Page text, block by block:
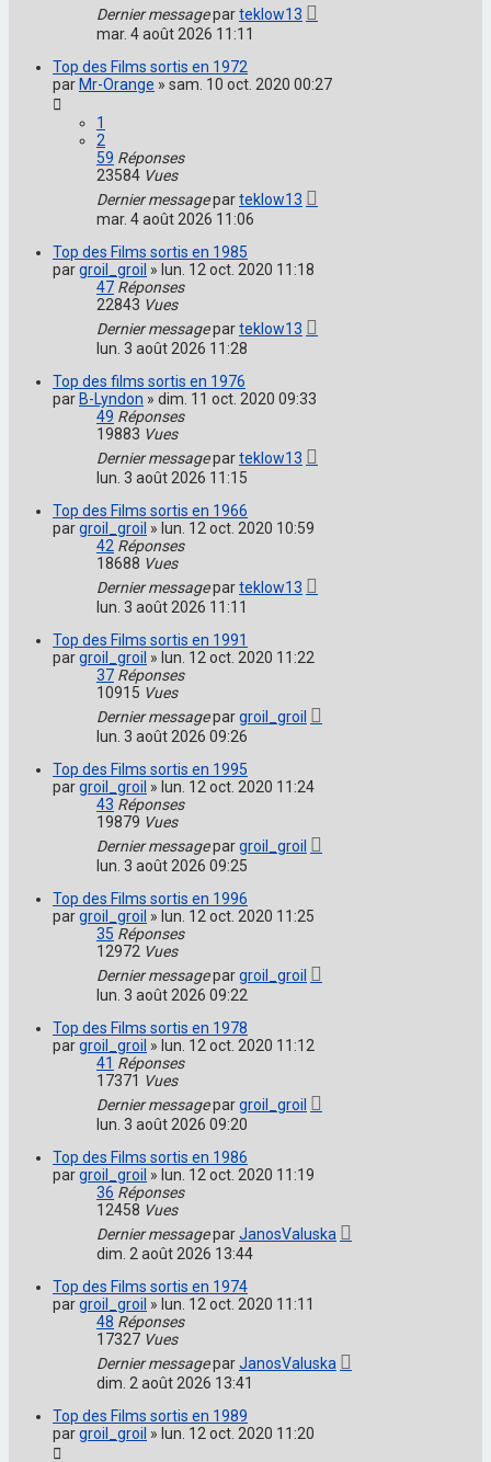
Dernier messageparteklow13
mar. 4 août 2026 11:11
Top des Films sortis en 1972
parMr-Orange » sam. 10 oct. 2020 00:27
1
2
59 Réponses
23584 Vues
Dernier messageparteklow13
mar. 4 août 2026 11:06
Top des Films sortis en 1985
pargroil_groil » lun. 12 oct. 2020 11:18
47 Réponses
22843 Vues
Dernier messageparteklow13
lun. 3 août 2026 11:28
Top des films sortis en 1976
parB-Lyndon » dim. 11 oct. 2020 09:33
49 Réponses
19883 Vues
Dernier messageparteklow13
lun. 3 août 2026 11:15
Top des Films sortis en 1966
pargroil_groil » lun. 12 oct. 2020 10:59
42 Réponses
18688 Vues
Dernier messageparteklow13
lun. 3 août 2026 11:11
Top des Films sortis en 1991
pargroil_groil » lun. 12 oct. 2020 11:22
37 Réponses
10915 Vues
Dernier messagepargroil_groil
lun. 3 août 2026 09:26
Top des Films sortis en 1995
pargroil_groil » lun. 12 oct. 2020 11:24
43 Réponses
19879 Vues
Dernier messagepargroil_groil
lun. 3 août 2026 09:25
Top des Films sortis en 1996
pargroil_groil » lun. 12 oct. 2020 11:25
35 Réponses
12972 Vues
Dernier messagepargroil_groil
lun. 3 août 2026 09:22
Top des Films sortis en 1978
pargroil_groil » lun. 12 oct. 2020 11:12
41 Réponses
17371 Vues
Dernier messagepargroil_groil
lun. 3 août 2026 09:20
Top des Films sortis en 1986
pargroil_groil » lun. 12 oct. 2020 11:19
36 Réponses
12458 Vues
Dernier messageparJanosValuska
dim. 2 août 2026 13:44
Top des Films sortis en 1974
pargroil_groil » lun. 12 oct. 2020 11:11
48 Réponses
17327 Vues
Dernier messageparJanosValuska
dim. 2 août 2026 13:41
Top des Films sortis en 1989
pargroil_groil » lun. 12 oct. 2020 11:20